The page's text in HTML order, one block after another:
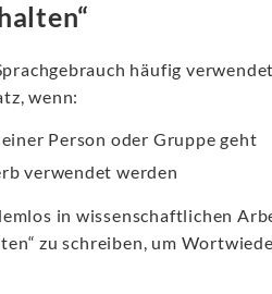
häufig
wenn:
Person oder Gruppe geht
verwendet werden
in wissenschaftlichen
zu schreiben, um